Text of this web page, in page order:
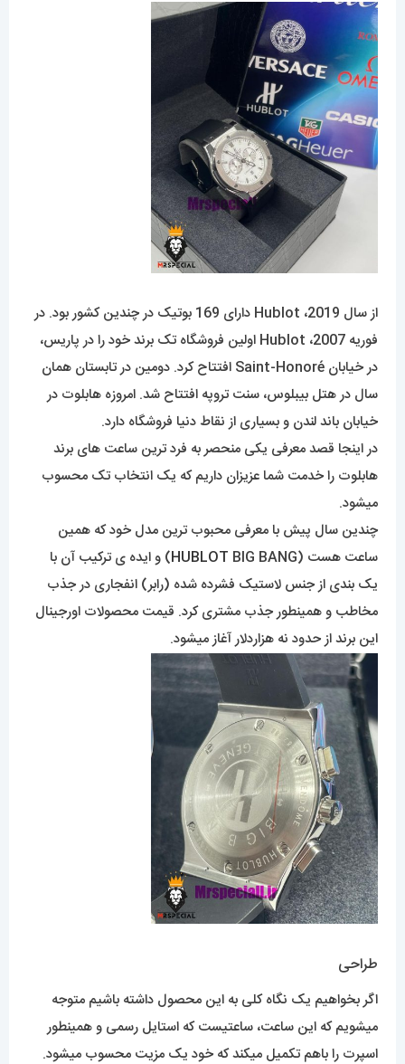
از سال 2019، Hublot دارای 169 بوتیک در چندین کشور بود. در
فوریه 2007، Hublot اولین فروشگاه تک برند خود را در پاریس،
در خیابان Saint-Honoré افتتاح کرد. دومین در تابستان همان
سال در هتل بیبلوس، سنت تروپه افتتاح شد. امروزه هابلوت در
خیابان باند لندن و بسیاری از نقاط دنیا فروشگاه دارد.
در اینجا قصد معرفی یکی منحصر به فرد ترین ساعت های برند
هابلوت را خدمت شما عزیزان داریم که یک انتخاب تک محسوب
میشود.
چندین سال پیش با معرفی محبوب ترین مدل خود که همین
ساعت هست (
HUBLOTBIG BANG) و ایده ی ترکیب آن با
یک بندی از جنس لاستیک فشرده شده (رابر) انفجاری در جذب
مخاطب و همینطور جذب مشتری کرد. قیمت محصولات اورجینال
این برند از حدود نه هزاردلار آغاز میشود.
طراحی
اگر بخواهیم یک نگاه کلی به این محصول داشته باشیم متوجه
میشویم که این ساعت، ساعتیست که استایل رسمی و همینطور
اسپرت را باهم تکمیل میکند که خود یک مزیت محسوب میشود.